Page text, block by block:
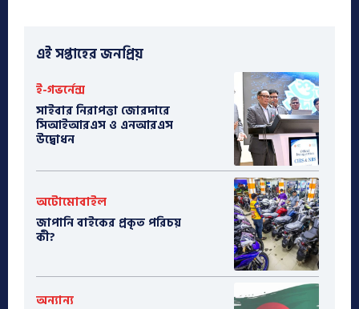
এই সপ্তাহের জনপ্রিয়
ই-গভর্নেন্স
সাইবার নিরাপত্তা জোরদারে
সিআইআরএস ও এনআরএস
উদ্বোধন
অটোমোবাইল
​জাপানি বাইকের প্রকৃত পরিচয়
কী?
অন্যান্য